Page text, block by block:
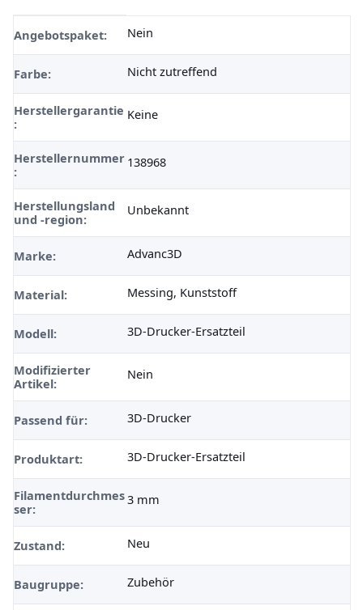
Produkteigenschaft
Wert
Angebotspaket: Nein
Farbe: Nicht zutreffend
Herstellergarantie
:
Keine
Herstellernummer
:
138968
Herstellungsland
und -region:
Unbekannt
Marke: Advanc3D
Material: Messing, Kunststoff
Modell: 3D-Drucker-Ersatzteil
Modifizierter
Artikel:
Nein
Passend für: 3D-Drucker
Produktart: 3D-Drucker-Ersatzteil
Filamentdurchmes
ser:
3 mm
Zustand: Neu
Baugruppe: Zubehör